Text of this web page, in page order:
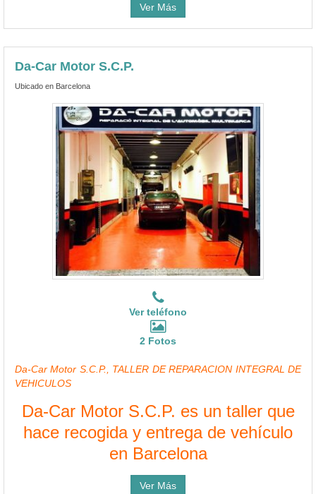
Ver Más
Da-Car Motor S.C.P.
Ubicado en Barcelona
Ver teléfono
2 Fotos
Da-Car Motor S.C.P., TALLER DE REPARACION INTEGRAL DE
VEHICULOS
Da-Car Motor S.C.P. es un taller que
hace recogida y entrega de vehículo
en Barcelona
Ver Más